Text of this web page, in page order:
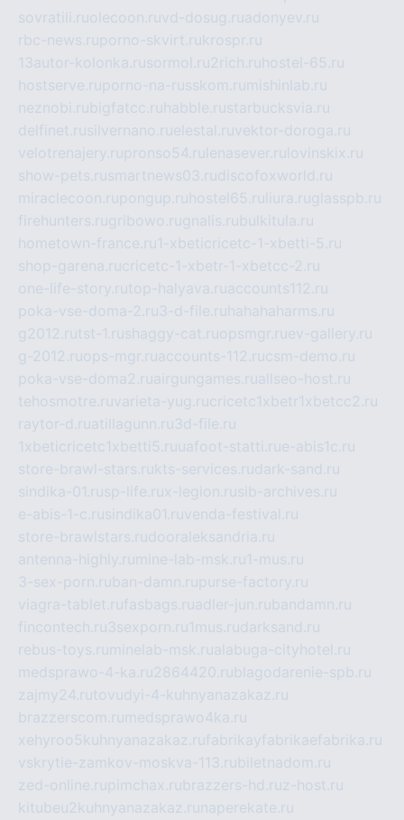
sovratili.ruolecoon.ruvd-dosug.ruadonyev.ru
rbc-news.ruporno-skvirt.rukrospr.ru
13autor-kolonka.rusormol.ru2rich.ru hostel-65.ru
hostserve.ruporno-na-russkom.ru mishinlab.ru
neznobi.rubigfatcc.ru habble.rustarbucksvia.ru
delfinet.rusilvernano.ruelestal.ruvektor-doroga.ru
velotrenajery.rupronso54.ru lenasever.ru lovinskix.ru
show-pets.rusmartnews03.rudiscofoxworld.ru
miraclecoon.rupongup.ru hostel65.ru liura.ruglasspb.ru
firehunters.rugribowo.rugnalis.rubulkitula.ru
hometown-france.ru1-xbeticricetc-1-xbetti-5.ru
shop-garena.rucricetc-1-xbetr-1-xbetcc-2.ru
one-life-story.rutop-halyava.ruaccounts112.ru
poka-vse-doma-2.ru3-d-file.ru hahahaharms.ru
g2012.rutst-1.rushaggy-cat.ruopsmgr.ruev-gallery.ru
g-2012.ruops-mgr.ruaccounts-112.rucsm-demo.ru
poka-vse-doma2.ruairgungames.ruallseo-host.ru
tehosmotre.ruvarieta-yug.rucricetc1xbetr1xbetcc2.ru
raytor-d.ruatillagunn.ru3d-file.ru
1xbeticricetc1xbetti5.ruuafoot-statti.rue-abis1c.ru
store-brawl-stars.rukts-services.rudark-sand.ru
sindika-01.rusp-life.rux-legion.rusib-archives.ru
e-abis-1-c.rusindika01.ruvenda-festival.ru
store-brawlstars.rudooraleksandria.ru
antenna-highly.ru mine-lab-msk.ru1-mus.ru
3-sex-porn.ruban-damn.rupurse-factory.ru
viagra-tablet.rufasbags.ruadler-jun.rubandamn.ru
fincontech.ru3sexporn.ru1mus.rudarksand.ru
rebus-toys.ru minelab-msk.rualabuga-cityhotel.ru
medsprawo-4-ka.ru2864420.rublagodarenie-spb.ru
zajmy24.rutovudyi-4-kuhnyanazakaz.ru
brazzerscom.ru medsprawo4ka.ru
xehyroo5kuhnyanazakaz.rufabrikayfabrikaefabrika.ru
vskrytie-zamkov-moskva-113.rubiletnadom.ru
zed-online.rupimchax.rubrazzers-hd.ruz-host.ru
kitubeu2kuhnyanazakaz.ru naperekate.ru